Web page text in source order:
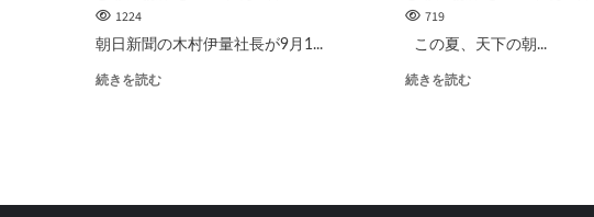
1224
朝日新聞の木村伊量社長が9月1...
続きを読む
719
この夏、天下の朝...
続きを読む